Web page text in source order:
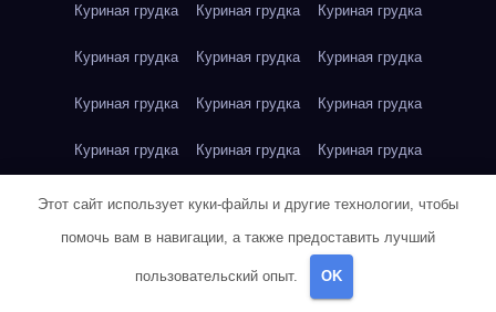
Куриная грудка Куриная грудка Куриная грудка
Куриная грудка Куриная грудка Куриная грудка
Куриная грудка Куриная грудка Куриная грудка
Куриная грудка Куриная грудка Куриная грудка
Куриная грудка Куриное яйцо Куриное яйцо
Куриное яйцо Куриное яйцо Куриное яйцо Куриное яйцо
Этот сайт использует куки-файлы и другие технологии, чтобы
помочь вам в навигации, а также предоставить лучший
пользовательский опыт. OK